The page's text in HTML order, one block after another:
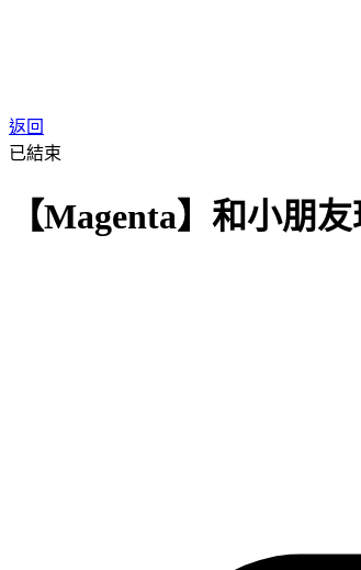
返回
已結束
【Magenta】和小朋